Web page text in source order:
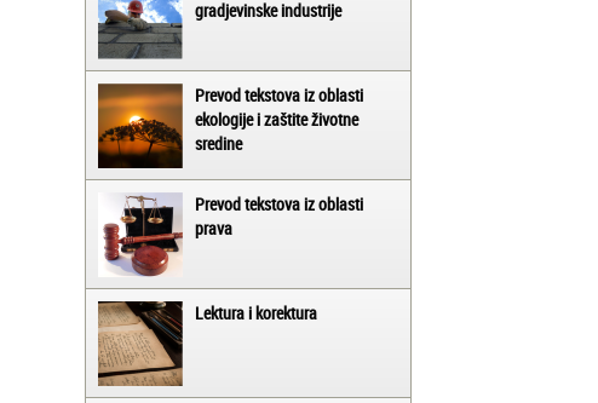
gradjevinske industrije
Prevod tekstova iz oblasti
ekologije i zaštite životne
sredine
Prevod tekstova iz oblasti
prava
Lektura i korektura